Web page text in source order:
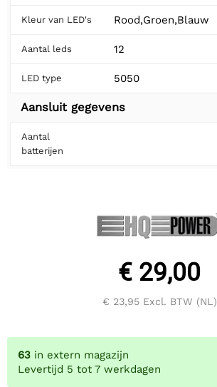
Kleur van LED's Rood,Groen,Blauw
Aantal leds 12
LED type 5050
Aansluit gegevens
Aantal
batterijen
€ 29,00
€ 23,95Excl. BTW (NL)
63 in extern magazijn
Levertijd 5 tot 7 werkdagen